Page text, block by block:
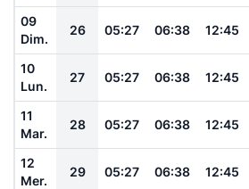
09
Dim.
26 05:27 06:38 12:45
10
Lun.
27 05:27 06:38 12:45
11
Mar.
28 05:27 06:38 12:45
12
Mer.
29 05:27 06:38 12:45